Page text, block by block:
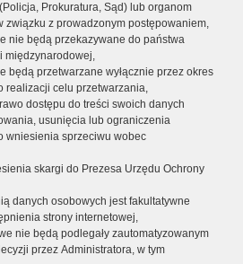
Prokuratura, Sąd) lub organom
związku z prowadzonym postępowaniem,
nie będą przekazywane do państwa
międzynarodowej,
będą przetwarzane wyłącznie przez okres
realizacji celu przetwarzania,
dostępu do treści swoich danych
usunięcia lub ograniczenia
wniesienia sprzeciwu wobec
skargi do Prezesa Urzędu Ochrony
danych osobowych jest fakultatywne
strony internetowej,
nie będą podlegały zautomatyzowanym
przez Administratora, w tym